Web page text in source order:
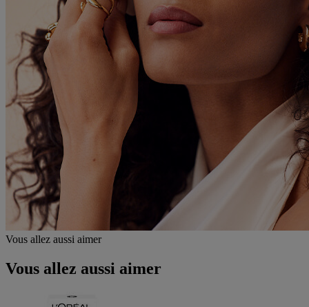
Vous allez aussi aimer
Vous allez aussi aimer